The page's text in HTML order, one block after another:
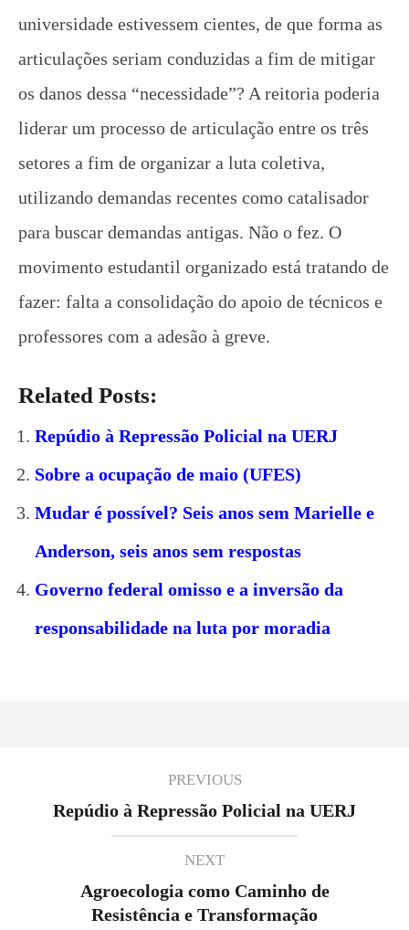
universidade estivessem cientes, de que forma as
articulações seriam conduzidas a fim de mitigar
os danos dessa “necessidade”? A reitoria poderia
liderar um processo de articulação entre os três
setores a fim de organizar a luta coletiva,
utilizando demandas recentes como catalisador
para buscar demandas antigas. Não o fez. O
movimento estudantil organizado está tratando de
fazer: falta a consolidação do apoio de técnicos e
professores com a adesão à greve.
Related Posts:
Repúdio à Repressão Policial na UERJ
Sobre a ocupação de maio (UFES)
Mudar é possível? Seis anos sem Marielle e
Anderson, seis anos sem respostas
Governo federal omisso e a inversão da
responsabilidade na luta por moradia
PREVIOUS
Repúdio à Repressão Policial na UERJ
NEXT
Agroecologia como Caminho de
Resistência e Transformação